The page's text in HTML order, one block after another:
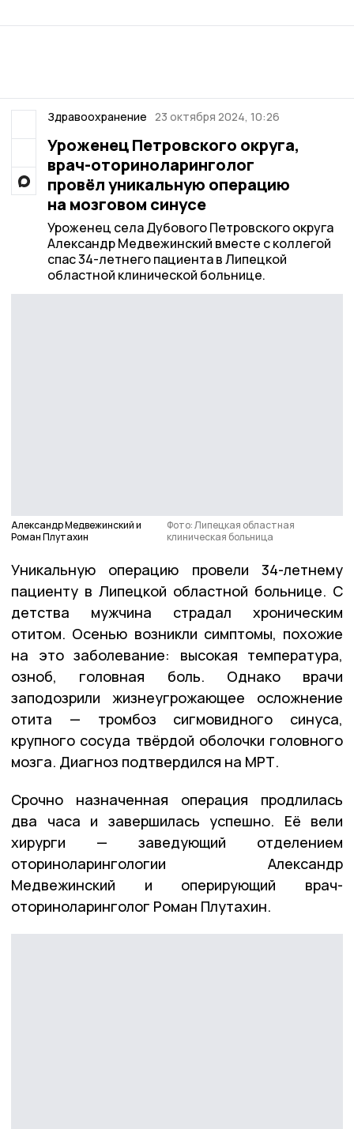
Здравоохранение 23 октября 2024, 10:26
Уроженец Петровского округа,
врач-оториноларинголог
провёл уникальную операцию
на мозговом синусе
Уроженец села Дубового Петровского округа
Александр Медвежинский вместе с коллегой
спас 34-летнего пациента в Липецкой
областной клинической больнице.
Александр Медвежинский и
Роман Плутахин
Фото: Липецкая областная
клиническая больница
Уникальную операцию провели 34-летнему
пациенту в Липецкой областной больнице. С
детства мужчина страдал хроническим
отитом. Осенью возникли симптомы, похожие
на это заболевание: высокая температура,
озноб, головная боль. Однако врачи
заподозрили жизнеугрожающее осложнение
отита — тромбоз сигмовидного синуса,
крупного сосуда твёрдой оболочки головного
мозга. Диагноз подтвердился на МРТ.
Срочно назначенная операция продлилась
два часа и завершилась успешно. Её вели
хирурги — заведующий отделением
оториноларингологии Александр
Медвежинский и оперирующий врач-
оториноларинголог Роман Плутахин.